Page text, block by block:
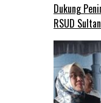
Dukung
RSUD